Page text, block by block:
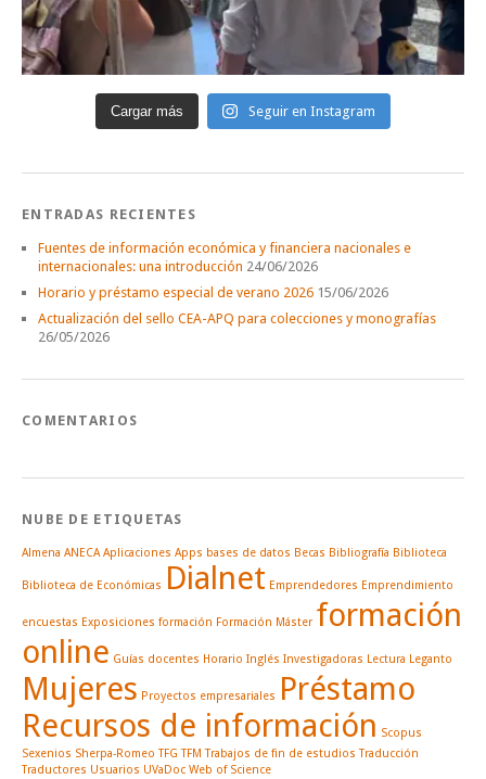
Cargar más Seguir en Instagram
ENTRADAS RECIENTES
Fuentes de información económica y financiera nacionales e
internacionales: una introducción 24/06/2026
Horario y préstamo especial de verano 2026 15/06/2026
Actualización del sello CEA-APQ para colecciones y monografías
26/05/2026
COMENTARIOS
NUBE DE ETIQUETAS
Almena ANECA Aplicaciones Apps bases de datos Becas Bibliografía Biblioteca
Biblioteca de Económicas Dialnet Emprendedores Emprendimiento
encuestas Exposiciones formación Formación Máster formación
online Guías docentes Horario Inglés Investigadoras Lectura Leganto
Mujeres Proyectos empresariales Préstamo
Recursos de información Scopus
Sexenios Sherpa-Romeo TFG TFM Trabajos de fin de estudios Traducción
Traductores Usuarios UVaDoc Web of Science